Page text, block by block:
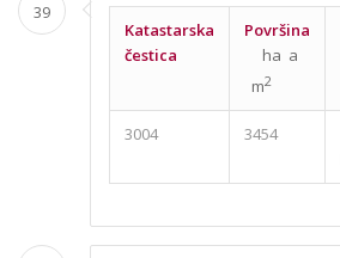
39
Katastarska
čestica
Površina
ha a
m2
3004 3454